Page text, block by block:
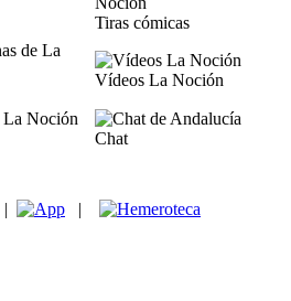
Tiras cómicas
Vídeos La Noción
Chat
| |